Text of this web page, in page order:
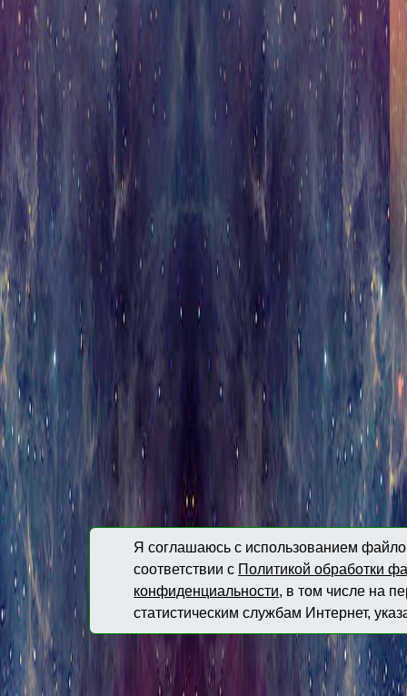
Я соглашаюсь с использованием
соответствии с Политикой обработки
конфиденциальности, в том числе на
статистическим службам Интернет,